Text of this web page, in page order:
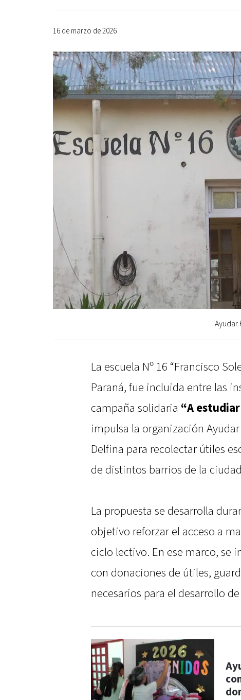
16 de marzo de 2026
"Ayudar
La escuela Nº 16 “Francisco
Paraná, fue incluida entre las
campaña solidaria “A
impulsa la organización
Delfina para recolectar útiles
de distintos barrios de la
La propuesta se desarrolla
objetivo reforzar el acceso a
ciclo lectivo. En ese marco, se
con donaciones de útiles,
necesarios para el desarrollo